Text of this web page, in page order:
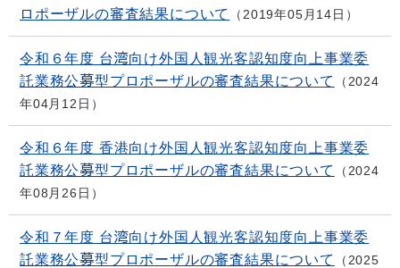
ロポーザルの審査結果について
2019年05月14日
令和６年度 台湾向け外国人観光客認知度向上事業委
託業務公募型プロポーザルの審査結果について
2024
年04月12日
令和６年度 香港向け外国人観光客認知度向上事業委
託業務公募型プロポーザルの審査結果について
2024
年08月26日
令和７年度 台湾向け外国人観光客認知度向上事業委
託業務公募型プロポーザルの審査結果について
2025